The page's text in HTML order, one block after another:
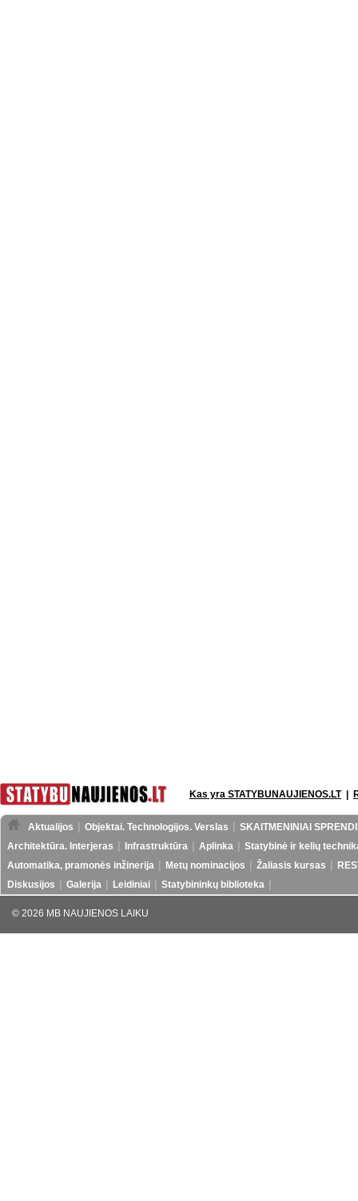
Kas yra STATYBUNAUJIENOS.LT|
Aktualijos Objektai. Technologijos. Verslas
SKAITMENINIAI
Architektūra. Interjeras
Infrastruktūra Aplinka
Statybinė ir kelių
Automatika, pramonės inžinerija
Metų nominacijos Žaliasis kursas
Diskusijos
Galerija Leidiniai Statybininkų biblioteka
© 2026 MB NAUJIENOS LAIKU